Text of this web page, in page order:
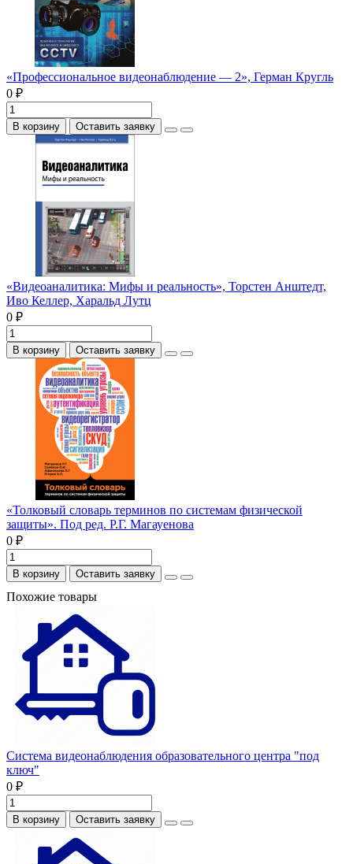
«Профессиональное видеонаблюдение — 2», Герман Кругль
0 ₽
В корзину Оставить заявку
«Видеоаналитика: Мифы и реальность», Торстен Анштедт,
Иво Келлер, Харальд Лутц
0 ₽
В корзину Оставить заявку
«Толковый словарь терминов по системам физической
защиты». Под ред. Р.Г. Магауенова
0 ₽
В корзину Оставить заявку
Похожие товары
Система видеонаблюдения образовательного центра "под
ключ"
0 ₽
В корзину Оставить заявку